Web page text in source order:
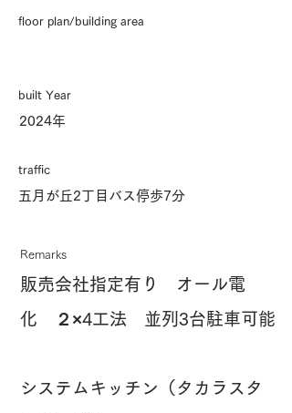
floor plan/building area
built Year
2024年
traffic
五月が丘2丁目バス停歩7分
Remarks
販売会社指定有り オール電
化 ２×4工法 並列3台駐車可能
システムキッチン（タカラスタ